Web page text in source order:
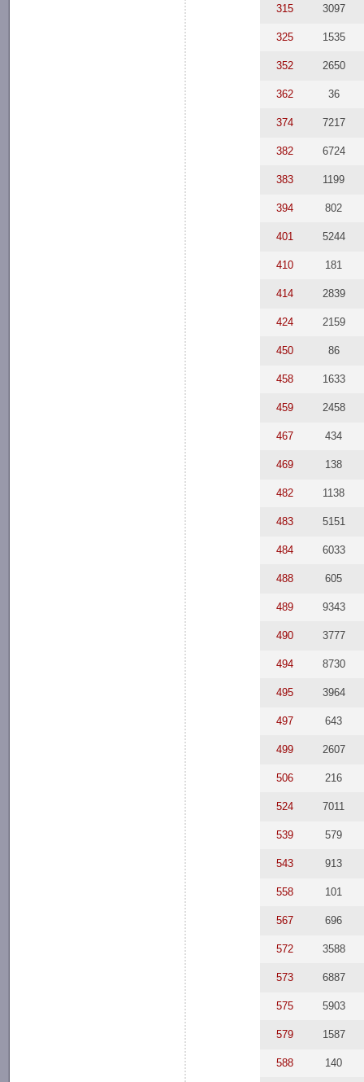
315 3097
325 1535
352 2650
362 36
374 7217
382 6724
383 1199
394 802
401 5244
410 181
414 2839
424 2159
450 86
458 1633
459 2458
467 434
469 138
482 1138
483 5151
484 6033
488 605
489 9343
490 3777
494 8730
495 3964
497 643
499 2607
506 216
524 7011
539 579
543 913
558 101
567 696
572 3588
573 6887
575 5903
579 1587
588 140